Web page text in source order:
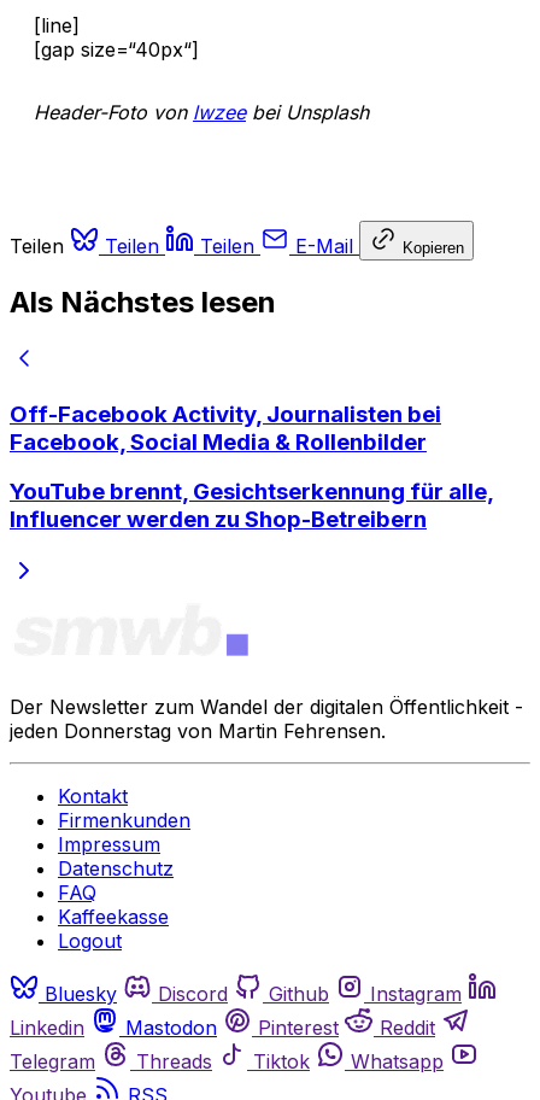
[line]
[gap size=“40px“]
Header-Foto von lwzeebei Unsplash
Teilen Teilen Teilen E-Mail Kopieren
Als Nächstes lesen
Off-Facebook Activity, Journalisten bei
Facebook, Social Media & Rollenbilder
YouTube brennt, Gesichtserkennung für alle,
Influencer werden zu Shop-Betreibern
Der Newsletter zum Wandel der digitalen Öffentlichkeit -
jeden Donnerstag von Martin Fehrensen.
Kontakt
Firmenkunden
Impressum
Datenschutz
FAQ
Kaffeekasse
Logout
Bluesky Discord Github
Instagram
Linkedin
Mastodon Pinterest
Reddit
Telegram
Threads Tiktok
Whatsapp
Youtube
RSS